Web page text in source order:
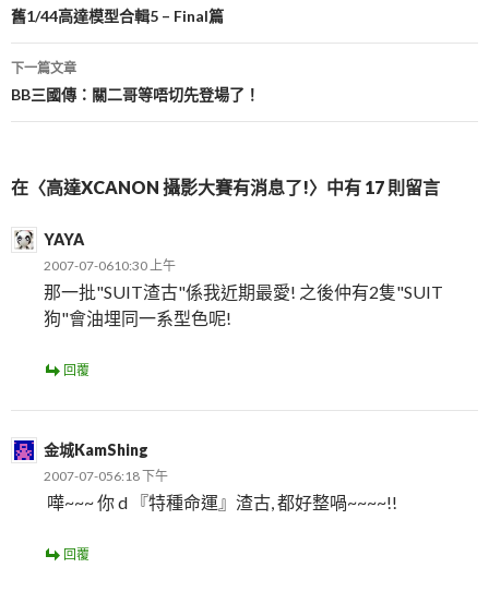
章
導
覽
舊1/44高達模型合輯5 – Final篇
下一篇文章
BB三國傳：關二哥等唔切先登場了！
在〈高達XCANON 攝影大賽有消息了!〉中有 17 則留言
YAYA
2007-07-0610:30 上午
那一批"SUIT渣古"係我近期最愛! 之後仲有2隻"SUIT
狗"會油埋同一系型色呢!
回覆
金城KamShing
2007-07-056:18 下午
嘩~~~ 你 d 『特種命運』渣古, 都好整喎~~~~!!
回覆